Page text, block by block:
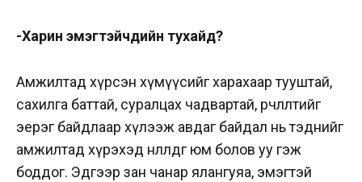
-Харин эмэгтэйчүүдийн тухайд?
Амжилтад хүрсэн хүмүүсийг харахаар тууштай,
сахилга баттай, суралцах чадвартай, өөрчлөлтийг
эерэг байдлаар хүлээж авдаг байдал нь тэднийг
амжилтад хүрэхэд нөлөөлдөг юм болов уу гэж
боддог. Эдгээр зан чанар ялангуяа, эмэгтэй